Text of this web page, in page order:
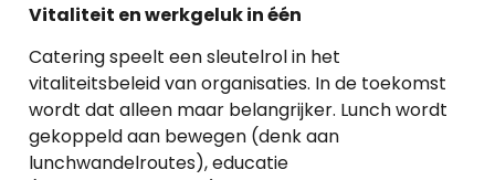
Vitaliteit en werkgeluk in één
Catering speelt een sleutelrol in het
vitaliteitsbeleid van organisaties. In de toekomst
wordt dat alleen maar belangrijker. Lunch wordt
gekoppeld aan bewegen (denk aan
lunchwandelroutes), educatie